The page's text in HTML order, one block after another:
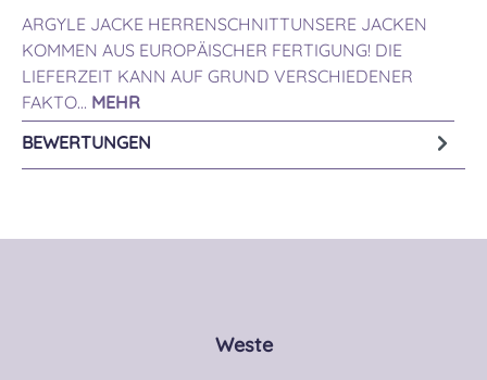
ARGYLE JACKE HERRENSCHNITTUNSERE JACKEN
KOMMEN AUS EUROPÄISCHER FERTIGUNG! DIE
LIEFERZEIT KANN AUF GRUND VERSCHIEDENER
FAKTO… MEHR
BEWERTUNGEN
Produktgalerie überspringen
Weste